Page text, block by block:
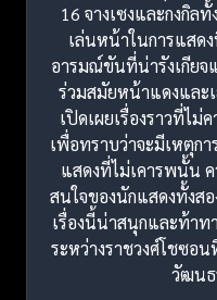
16 จางเซงและกงกิ
เล่นหน้าในการแสด
อารมณ์ขันที่น่ารังเกียจ
ร่วมสมัยหน้าแดงและ
เปิดเผยเรื่องราวที่ไ
เพื่อทราบว่าจะมีเหตุก
แสดงที่ไม่เคารพนั้น
สนใจของนักแสดงทั้งส
เรื่องนี้น่าสนุกและท้าท
ระหว่างราชวงศ์โชซอ
วัฒนธ